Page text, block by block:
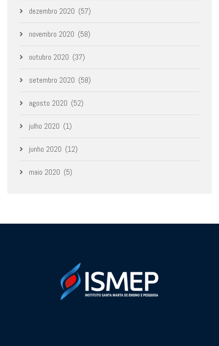
dezembro 2020 (57)
novembro 2020 (58)
outubro 2020 (37)
setembro 2020 (58)
agosto 2020 (52)
julho 2020 (1)
junho 2020 (12)
maio 2020 (5)